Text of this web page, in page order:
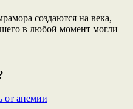
создаются на века,
в любой момент могли